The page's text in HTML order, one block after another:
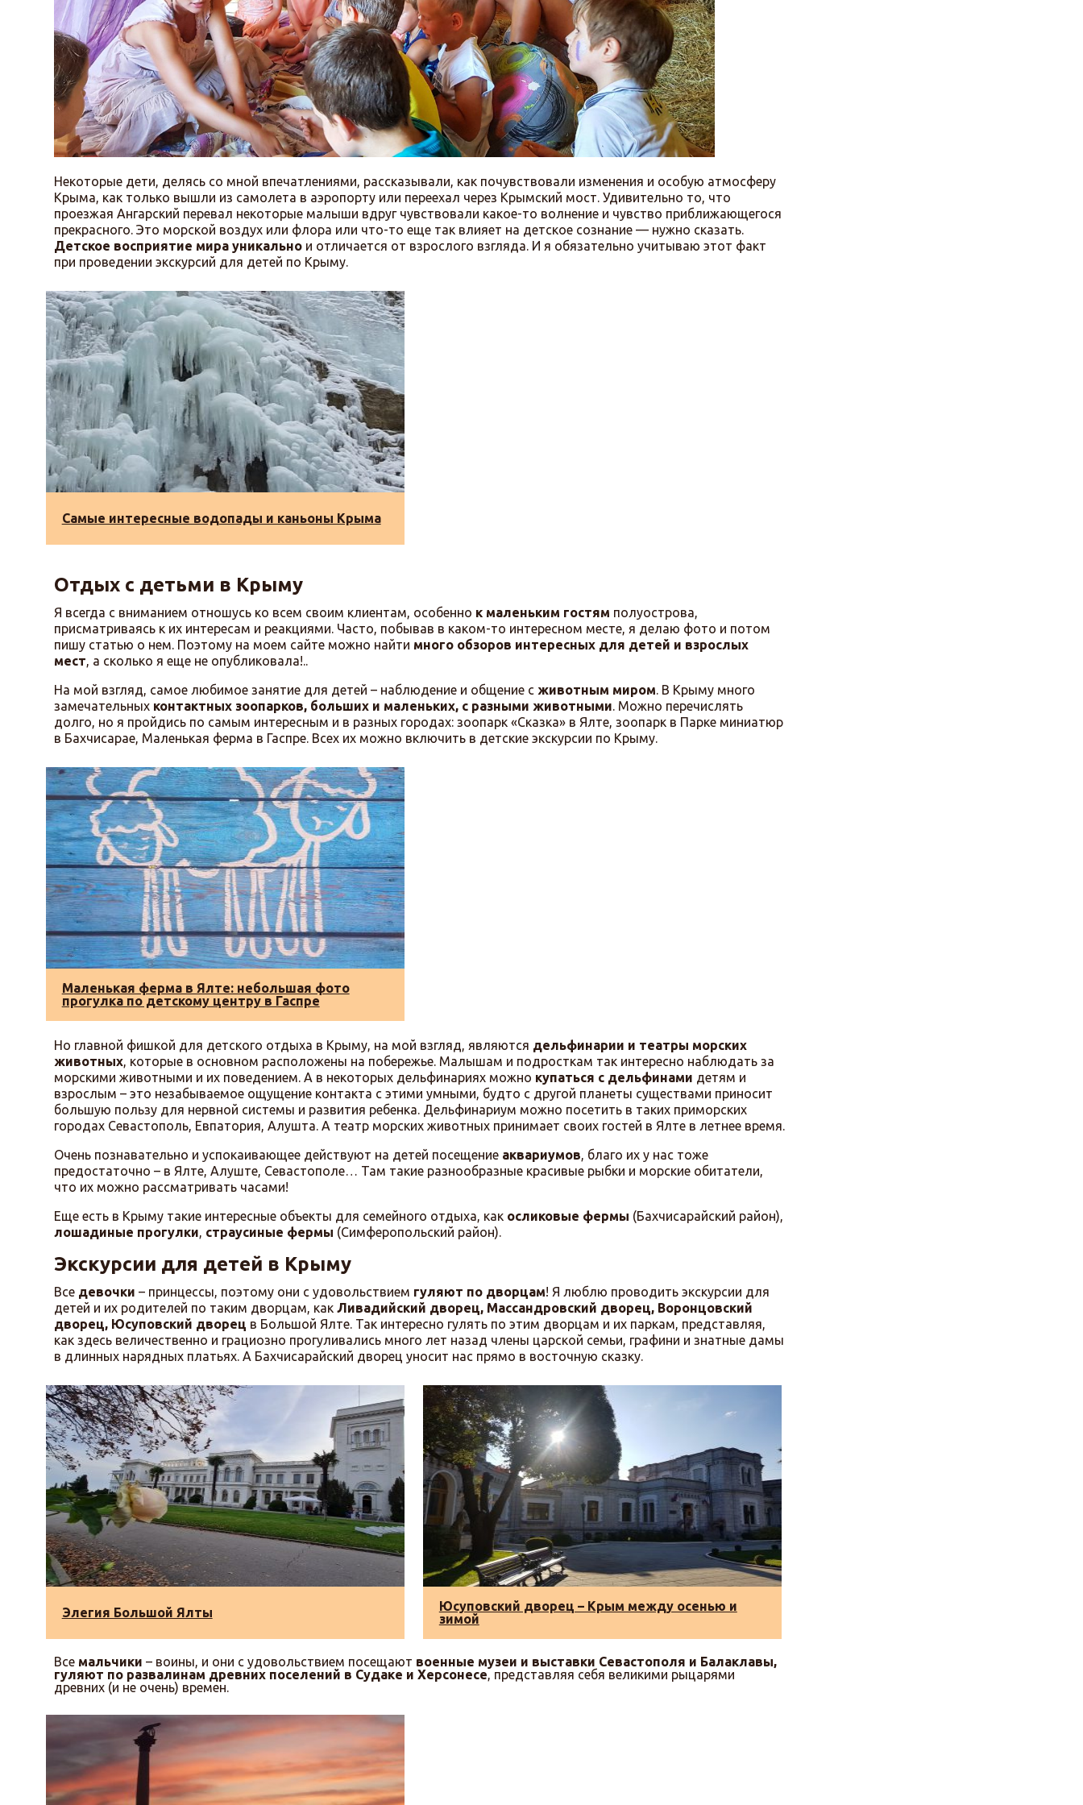
Некоторые дети, делясь со мной впечатлениями, рассказывали, как почувствовали изменения и особую атмосферу
Крыма, как только вышли из самолета в аэропорту или переехал через Крымский мост. Удивительно то, что
проезжая Ангарский перевал некоторые малыши вдруг чувствовали какое-то волнение и чувство приближающегося
прекрасного. Это морской воздух или флора или что-то еще так влияет на детское сознание — нужно сказать.
Детское восприятие мира уникально и отличается от взрослого взгляда. И я обязательно учитываю этот факт
при проведении экскурсий для детей по Крыму.
Водопады Джур-Джур,Учан-Су, Мердвень-
Тюбю,Тисовый, Серебряные струи, Су-Учхан,
Гейзер, Панагия
Чоргуньские каскады,Каньоны Чернореченский,
Бельбекский, Большой
Река Сотера, Озеро в Арпатском ущелье
Самые интересные водопады и каньоны Крыма
Отдых с детьми в Крыму
Я всегда с вниманием отношусь ко всем своим клиентам, особенно к маленьким гостям полуострова,
присматриваясь к их интересам и реакциями. Часто, побывав в каком-то интересном месте, я делаю фото и потом
пишу статью о нем. Поэтому на моем сайте можно найти много обзоров интересных для детей и взрослых
мест, а сколько я еще не опубликовала!..
На мой взгляд, самое любимое занятие для детей – наблюдение и общение с животным миром. В Крыму много
замечательных контактных зоопарков, больших и маленьких, с разными животными. Можно перечислять
долго, но я пройдись по самым интересным и в разных городах: зоопарк «Сказка» в Ялте, зоопарк в Парке миниатюр
в Бахчисарае, Маленькая ферма в Гаспре. Всех их можно включить в детские экскурсии по Крыму.
Маленькая ферма в Ялте: небольшая фото
прогулка по детскому центру в Гаспре
Но главной фишкой для детского отдыха в Крыму, на мой взгляд, являются дельфинарии и театры морских
животных, которые в основном расположены на побережье. Малышам и подросткам так интересно наблюдать за
морскими животными и их поведением. А в некоторых дельфинариях можно купаться с дельфинами детям и
взрослым – это незабываемое ощущение контакта с этими умными, будто с другой планеты существами приносит
большую пользу для нервной системы и развития ребенка. Дельфинариум можно посетить в таких приморских
городах Севастополь, Евпатория, Алушта. А театр морских животных принимает своих гостей в Ялте в летнее время.
Очень познавательно и успокаивающее действуют на детей посещение аквариумов, благо их у нас тоже
предостаточно – в Ялте, Алуште, Севастополе… Там такие разнообразные красивые рыбки и морские обитатели,
что их можно рассматривать часами!
Еще есть в Крыму такие интересные объекты для семейного отдыха, как осликовые фермы (Бахчисарайский район),
лошадиные прогулки, страусиные фермы (Симферопольский район).
Экскурсии для детей в Крыму
Все девочки – принцессы, поэтому они с удовольствием гуляют по дворцам! Я люблю проводить экскурсии для
детей и их родителей по таким дворцам, какЛивадийский дворец, Массандровский дворец, Воронцовский
дворец, Юсуповский дворец в Большой Ялте. Так интересно гулять по этим дворцам и их паркам, представляя,
как здесь величественно и грациозно прогуливались много лет назад члены царской семьи, графини и знатные дамы
в длинных нарядных платьях. А Бахчисарайский дворец уносит нас прямо в восточную сказку.
Элегия Большой Ялты
Юсуповский дворец – Крым между осенью и
зимой
Все мальчики – воины, и они с удовольствием посещают военные музеи и выставки Севастополя и Балаклавы,
гуляют по развалинам древних поселений в Судаке и Херсонесе, представляя себя великими рыцарями
древних (и не очень) времен.